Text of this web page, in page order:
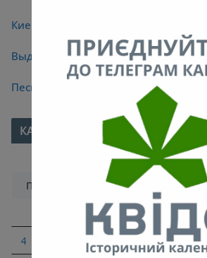
Киевские мосты
Выдающиеся киевляне
Песни про Киев
КАЛЕНДАРЬ
Октябрь 2021
ПН
СР ПТ
1
4